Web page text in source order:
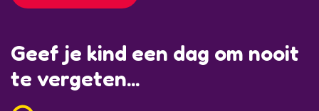
Geef je kind een dag om nooit
te vergeten...